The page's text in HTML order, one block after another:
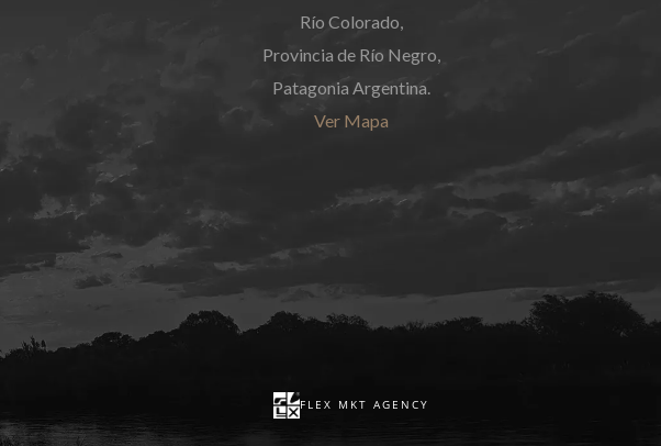
Río Colorado,
Provincia de Río Negro,
Patagonia Argentina.
Ver Mapa
FLEX MKT AGENCY